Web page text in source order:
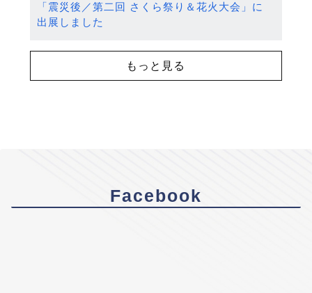
「震災後／第二回 さくら祭り＆花火大会」に
出展しました
もっと見る
Facebook